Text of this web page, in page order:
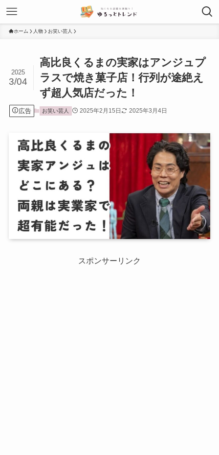
ホーム 人物 お笑い芸人
高比良くるまの実家はアンジュプ
ラスで焼き菓子店！行列が途絶え
ず超人気店だった！
2025
3/04
広告 お笑い芸人 2025年2月15日 2025年3月4日
スポンサーリンク